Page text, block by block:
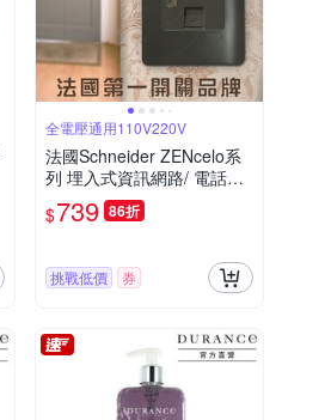
全電壓通用110V220V
法國Schneider ZENcelo系
列 埋入式資訊網路/ 電話插
座_鐵灰色
$739 86折
挑戰低價 券